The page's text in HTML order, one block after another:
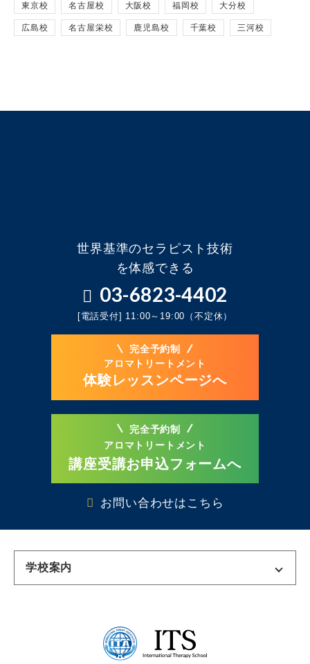
東京校 名古屋校 大阪校 福岡校 大分校
広島校 名古屋栄校 鹿児島校 千葉校 三河校
世界基準のセラピスト技術
を体感できる
03-6823-4402
[電話受付] 11:00～19:00（不定休）
完全予約制
アロマトリートメント
体験レッスンページへ
完全予約制
アロマトリートメント
講座受講お申込フォームへ
お問い合わせはこちら
学校案内
名古屋校 名古屋栄校